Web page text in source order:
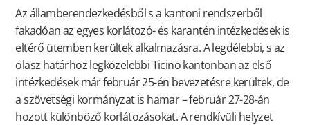
Az államberendezkedésből s a kantoni rendszerből
fakadóan az egyes korlátozó- és karantén intézkedések is
eltérő ütemben kerültek alkalmazásra. A legdélebbi, s az
olasz határhoz legközelebbi Ticino kantonban az első
intézkedések már február 25-én bevezetésre kerültek, de
a szövetségi kormányzat is hamar – február 27-28-án
hozott különböző korlátozásokat. A rendkívüli helyzet